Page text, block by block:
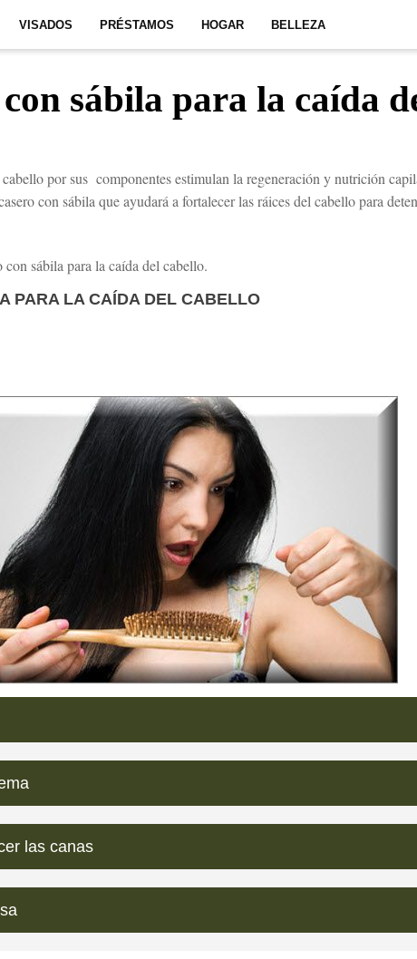
VISADOS PRÉSTAMOS HOGAR BELLEZA
sábila para la caída
por sus componentes estimulan la regeneración y nutrición
con sábila que ayudará a fortalecer las ráices del cabello para
sábila para la caída del cabello.
PARA LA CAÍDA DEL CABELLO
las canas